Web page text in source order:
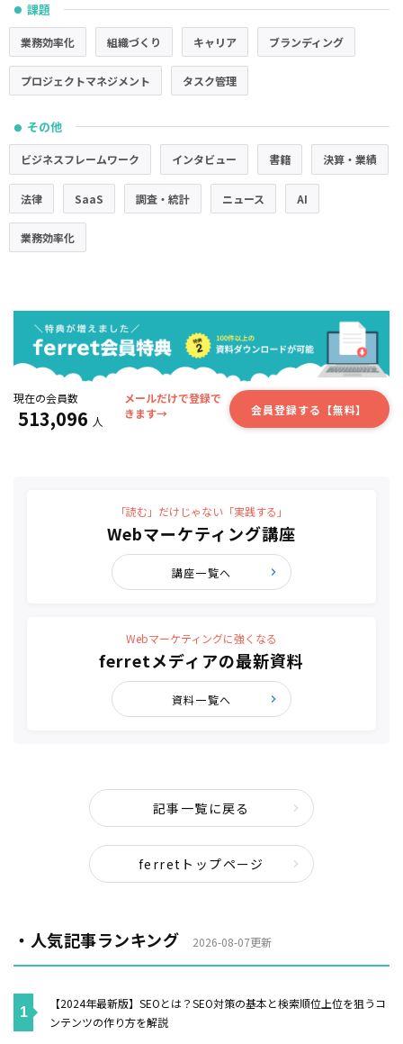
● 課題
業務効率化 組織づくり キャリア ブランディング
プロジェクトマネジメント タスク管理
● その他
ビジネスフレームワーク インタビュー 書籍 決算・業績
法律 SaaS 調査・統計 ニュース AI
業務効率化
現在の会員数
513,096 人
メールだけで登録で
きます→
会員登録する【無料】
「読む」だけじゃない「実践する」
Webマーケティング講座
講座一覧へ
Webマーケティングに強くなる
ferretメディアの最新資料
資料一覧へ
記事一覧に戻る
ferretトップページ
・人気記事ランキング 2026-08-07更新
【2024年最新版】SEOとは？SEO対策の基本と検索順位上位を狙うコ
ンテンツの作り方を解説